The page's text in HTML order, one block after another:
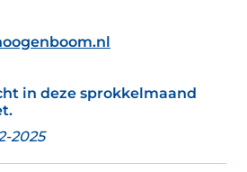
in deze sprokkelmaand
2025